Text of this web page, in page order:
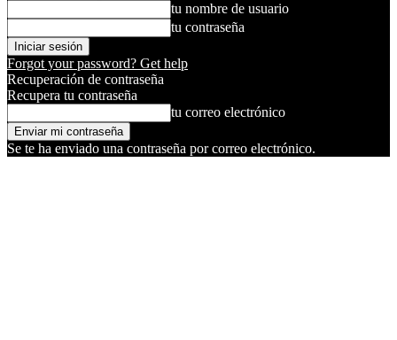
tu nombre de usuario
tu contraseña
Forgot your password? Get help
Recuperación de contraseña
Recupera tu contraseña
tu correo electrónico
Se te ha enviado una contraseña por correo electrónico.